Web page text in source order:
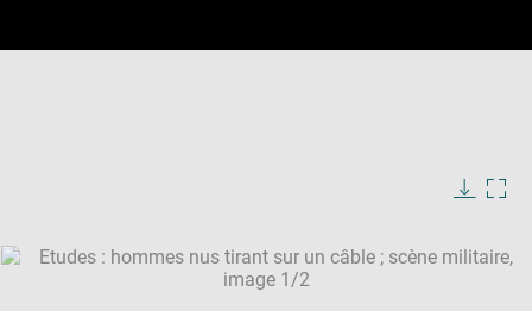
in
SKIP IMAGE CAROUSEL
Download
Next
Previous